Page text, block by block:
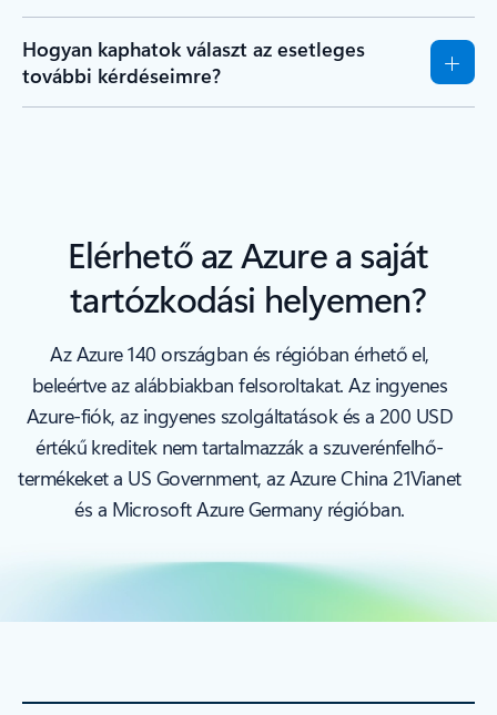
Hogyan kaphatok választ az esetleges
további kérdéseimre?
Elérhető az Azure a saját
tartózkodási helyemen?
Az Azure 140 országban és régióban érhető el,
beleértve az alábbiakban felsoroltakat. Az ingyenes
Azure-fiók, az ingyenes szolgáltatások és a 200 USD
értékű kreditek nem tartalmazzák a szuverénfelhő-
termékeket a US Government, az Azure China 21Vianet
és a Microsoft Azure Germany régióban.